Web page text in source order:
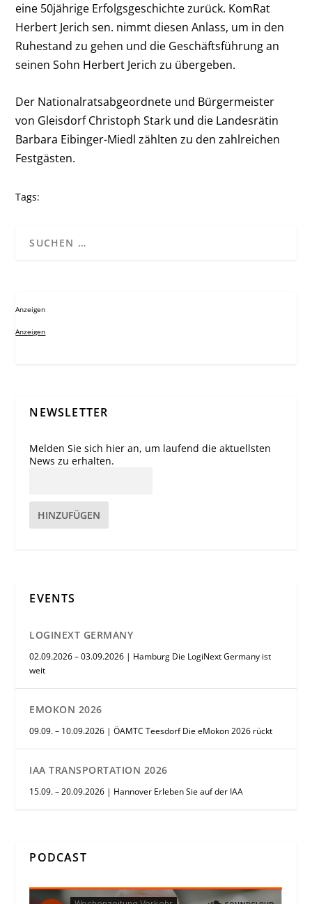
eine 50jährige Erfolgsgeschichte zurück. KomRat
Herbert Jerich sen. nimmt diesen Anlass, um in den
Ruhestand zu gehen und die Geschäftsführung an
seinen Sohn Herbert Jerich zu übergeben.
Der Nationalratsabgeordnete und Bürgermeister
von Gleisdorf Christoph Stark und die Landesrätin
Barbara Eibinger-Miedl zählten zu den zahlreichen
Festgästen.
Tags:
Anzeigen
Anzeigen
NEWSLETTER
Melden Sie sich hier an, um laufend die aktuellsten
News zu erhalten.
HINZUFÜGEN
EVENTS
LOGINEXT GERMANY
02.09.2026 – 03.09.2026 | Hamburg Die LogiNext Germany ist
weit
EMOKON 2026
09.09. – 10.09.2026 | ÖAMTC Teesdorf Die eMokon 2026 rückt
IAA TRANSPORTATION 2026
15.09. – 20.09.2026 | Hannover Erleben Sie auf der IAA
PODCAST